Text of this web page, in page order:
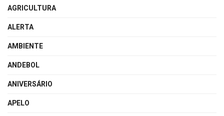
AGRICULTURA
ALERTA
AMBIENTE
ANDEBOL
ANIVERSÁRIO
APELO